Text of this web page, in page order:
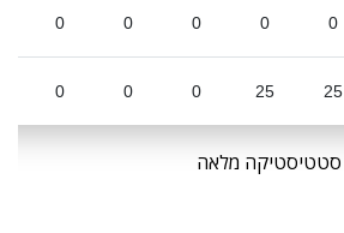
0
0
0
0
0
25
25
0
0
0
סטטיסטיקה מלאה